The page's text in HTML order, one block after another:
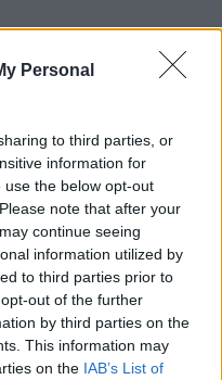
Personal
to third parties, or
information for
the below opt-out
note that after your
continue seeing
information utilized by
to third parties prior to
out of the further
by third parties on the
This information may
on the IAB’s List of